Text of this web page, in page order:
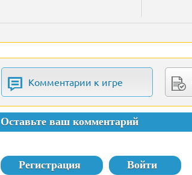
Комментарии к игре
Оставьте ваш комментарий
Регистрация Войти